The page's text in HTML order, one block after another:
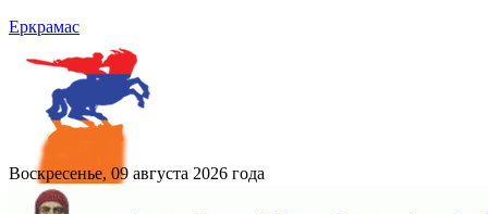
Еркрамас
Воскресенье, 09 августа 2026 года